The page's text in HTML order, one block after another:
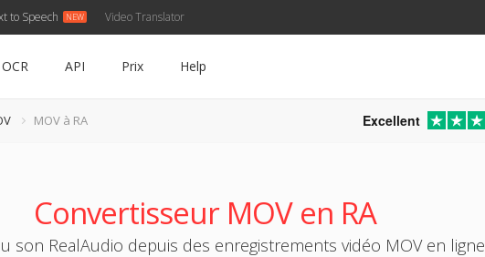
to Speech Video Translator
OCR API Prix Help
MOV à RA Excellent
Convertisseur MOV en RA
son RealAudio depuis des enregistrements vidéo MOV en ligne